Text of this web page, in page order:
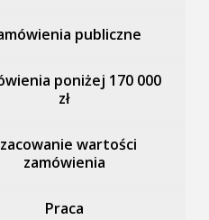
publiczne
poniżej 170 000
zł
wartości
zamówienia
Praca